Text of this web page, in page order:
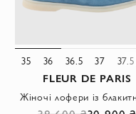
35 36 36.5 37 37.5
FLEUR DE PARIS